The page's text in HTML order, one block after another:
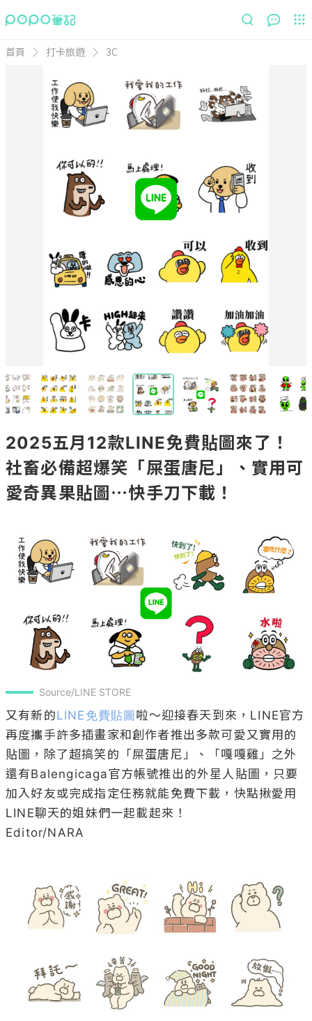
首頁 打卡旅遊 3C
2025五月12款LINE免費貼圖來了！
社畜必備超爆笑「屎蛋唐尼」、實用可
愛奇異果貼圖⋯快手刀下載！
Source/LINE STORE
又有新的LINE免費貼圖 啦～迎接春天到來，LINE官方
再度攜手許多插畫家和創作者推出多款可愛又實用的
貼圖，除了超搞笑的「屎蛋唐尼」、「嘎嘎雞」之外
還有Balengicaga官方帳號推出的外星人貼圖，只要
加入好友或完成指定任務就能免費下載，快點揪愛用
LINE聊天的姐妹們一起載起來！
Editor/NARA